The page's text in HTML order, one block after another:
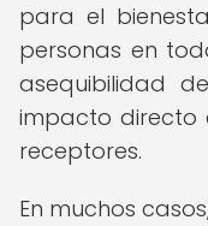
para el
personas en
asequibilidad
impacto directo
receptores.
En muchos